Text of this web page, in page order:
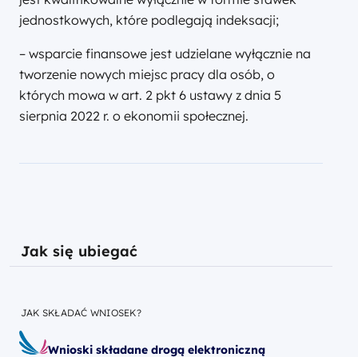
jednostkowych, które podlegają indeksacji;
– wsparcie finansowe jest udzielane wyłącznie na
tworzenie nowych miejsc pracy dla osób, o
których mowa w art. 2 pkt 6 ustawy z dnia 5
sierpnia 2022 r. o ekonomii społecznej.
Jak się ubiegać
JAK SKŁADAĆ WNIOSEK?
Wnioski składane drogą elektroniczną